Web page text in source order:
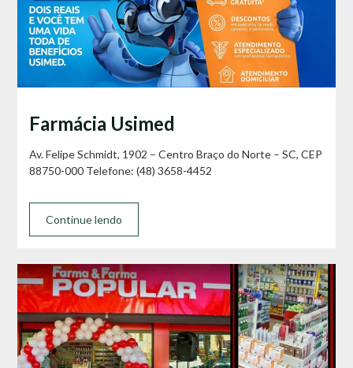
Farmácia Usimed
Av. Felipe Schmidt, 1902 – Centro Braço do Norte – SC, CEP
88750-000 Telefone: (48) 3658-4452
Continue lendo